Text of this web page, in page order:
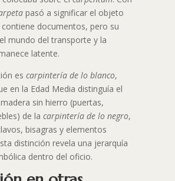
pasó a significar el objeto
documentos, pero su
mundo del transporte y la
latente.
es carpintería de lo blanco,
en la Edad Media distinguía el
sin hierro (puertas,
de la carpintería de lo negro,
bisagras y elementos
distinción revela una jerarquía
dentro del oficio.